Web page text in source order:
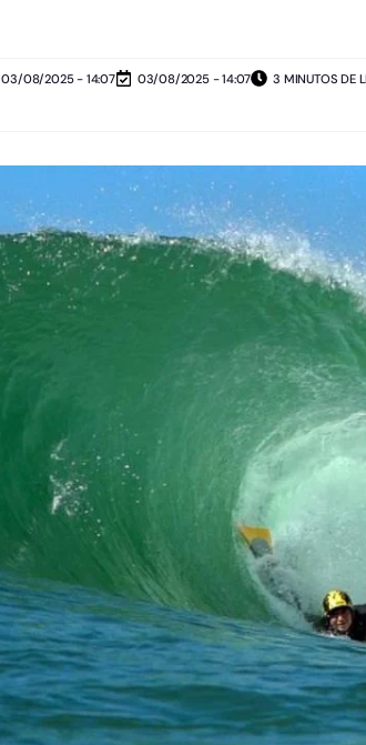
03/08/2025 - 14:07 03/08/2025 - 14:07 3 MINUTOS DE